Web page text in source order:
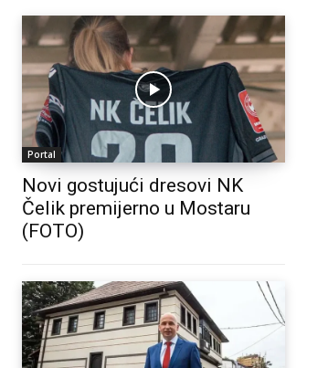
Portal
Novi gostujući dresovi NK
Čelik premijerno u Mostaru
(FOTO)